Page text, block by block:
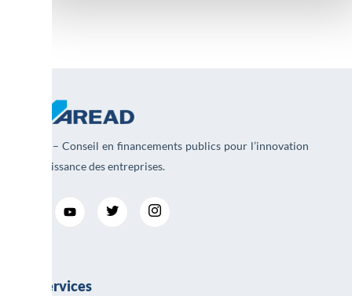
AREAD – Conseil en financements publics pour l’innovation
et la croissance des entreprises.
Nos services